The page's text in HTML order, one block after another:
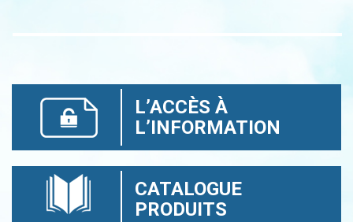
L’ACCÈS À
L’INFORMATION
CATALOGUE
PRODUITS